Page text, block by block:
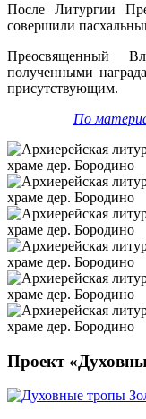
После Литургии
совершили
Преосвященный
полученными
присутствующим.
По
Проект